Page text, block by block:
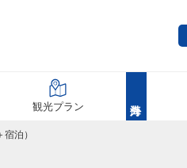
観光プラン
泊）